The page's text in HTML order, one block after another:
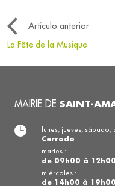
Artículo anterior
La Fête de la Musique
MAIRIE DE SAINT-
lunes, jueves, sábado,
Cerrado
martes :
de 09h00 à
miércoles :
de 14h00 à 19h00